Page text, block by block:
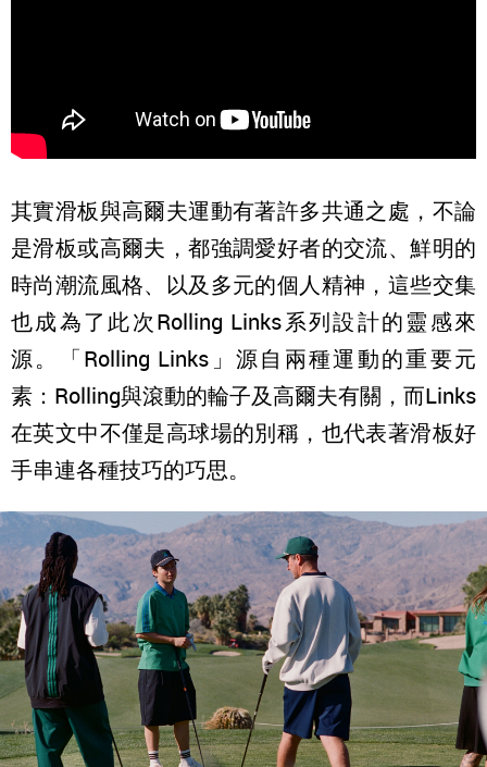
其實滑板與高爾夫運動有著許多共通之處，不論
是滑板或高爾夫，都強調愛好者的交流、鮮明的
時尚潮流風格、以及多元的個人精神，這些交集
也成為了此次Rolling Links系列設計的靈感來
源。「Rolling Links」源自兩種運動的重要元
素：Rolling與滾動的輪子及高爾夫有關，而Links
在英文中不僅是高球場的別稱，也代表著滑板好
手串連各種技巧的巧思。